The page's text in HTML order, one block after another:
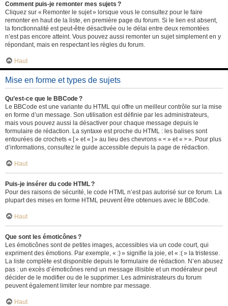
Comment puis-je remonter mes sujets ?
Cliquez sur « Remonter le sujet » lorsque vous le consultez pour le faire
remonter en haut de la liste, en première page du forum. Si le lien est absent,
la fonctionnalité est peut-être désactivée ou le délai entre deux remontées
n’est pas encore atteint. Vous pouvez aussi remonter un sujet simplement en y
répondant, mais en respectant les règles du forum.
Haut
Mise en forme et types de sujets
Qu’est-ce que le BBCode ?
Le BBCode est une variante du HTML qui offre un meilleur contrôle sur la mise
en forme d’un message. Son utilisation est définie par les administrateurs,
mais vous pouvez aussi la désactiver pour chaque message depuis le
formulaire de rédaction. La syntaxe est proche du HTML : les balises sont
entourées de crochets « [ » et « ] » au lieu des chevrons « < » et « > ». Pour plus
d’informations, consultez le guide accessible depuis la page de rédaction.
Haut
Puis-je insérer du code HTML ?
Pour des raisons de sécurité, le code HTML n’est pas autorisé sur ce forum. La
plupart des mises en forme HTML peuvent être obtenues avec le BBCode.
Haut
Que sont les émoticônes ?
Les émoticônes sont de petites images, accessibles via un code court, qui
expriment des émotions. Par exemple, « :) » signifie la joie, et « :( » la tristesse.
La liste complète est disponible depuis le formulaire de rédaction. N’en abusez
pas : un excès d’émoticônes rend un message illisible et un modérateur peut
décider de le modifier ou de le supprimer. Les administrateurs du forum
peuvent également limiter leur nombre par message.
Haut